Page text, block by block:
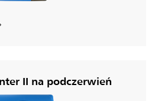
II na podczerwień